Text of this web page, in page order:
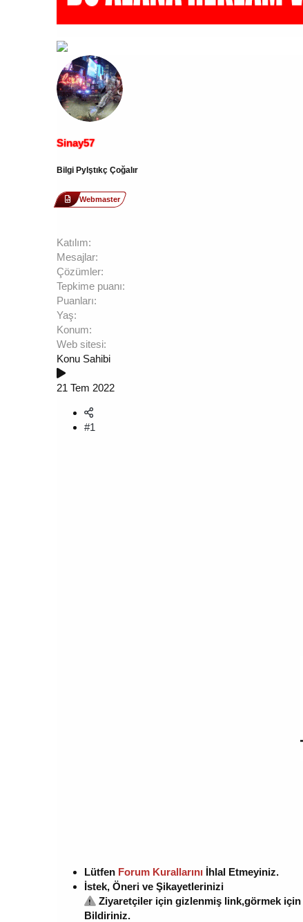
Sinay57
Bilgi Pylştıkç Çoğalır
Webmaster
Katılım
Mesajlar
Çözümler
Tepkime puanı
Puanları
Yaş
Konum
Web sitesi
Konu Sahibi
21 Tem 2022
#1
Lütfen Forum Kurallarını İhlal Etmeyiniz.
İstek, Öneri ve Şikayetlerinizi
Ziyaretçiler için gizlenmiş link,görmek için
Bildiriniz.